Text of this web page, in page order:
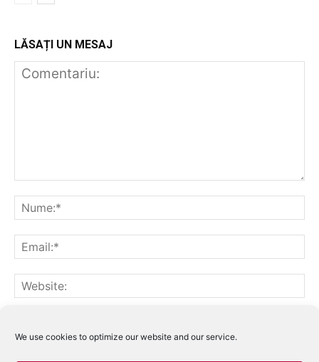
We use cookies to optimize our website and our service.
LĂSAȚI UN MESAJ
Notifică-mă prin email când sunt publicate articole noi.